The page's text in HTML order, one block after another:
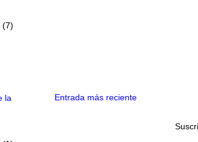
Entrada más reciente
(7)
la